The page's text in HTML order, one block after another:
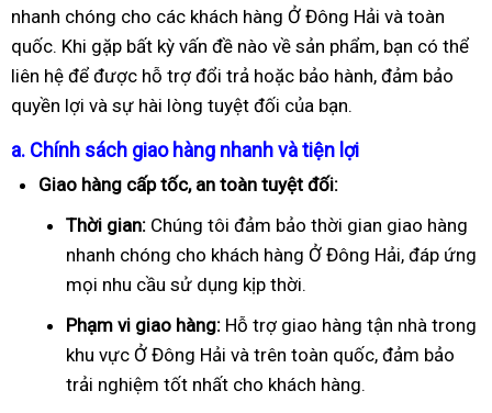
nhanh chóng cho các khách hàng Ở Đông Hải và toàn
quốc. Khi gặp bất kỳ vấn đề nào về sản phẩm, bạn có thể
liên hệ để được hỗ trợ đổi trả hoặc bảo hành, đảm bảo
quyền lợi và sự hài lòng tuyệt đối của bạn.
a. Chính sách giao hàng nhanh và tiện lợi
Giao hàng cấp tốc, an toàn tuyệt đối:
Thời gian: Chúng tôi đảm bảo thời gian giao hàng
nhanh chóng cho khách hàng Ở Đông Hải, đáp ứng
mọi nhu cầu sử dụng kịp thời.
Phạm vi giao hàng: Hỗ trợ giao hàng tận nhà trong
khu vực Ở Đông Hải và trên toàn quốc, đảm bảo
trải nghiệm tốt nhất cho khách hàng.